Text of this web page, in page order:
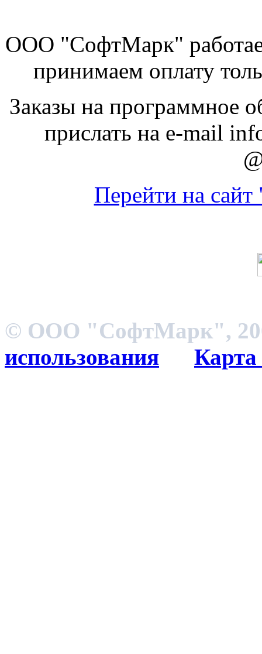
ООО "СофтМарк"
принимаем оплату
Заказы на программное
прислать на e-mail
Перейти на
© ООО "СофтМарк",
использования
Карта